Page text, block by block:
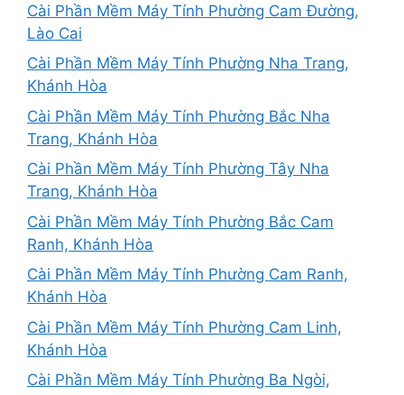
Cài Phần Mềm Máy Tính Phường Cam Đường,
Lào Cai
Cài Phần Mềm Máy Tính Phường Nha Trang,
Khánh Hòa
Cài Phần Mềm Máy Tính Phường Bắc Nha
Trang, Khánh Hòa
Cài Phần Mềm Máy Tính Phường Tây Nha
Trang, Khánh Hòa
Cài Phần Mềm Máy Tính Phường Bắc Cam
Ranh, Khánh Hòa
Cài Phần Mềm Máy Tính Phường Cam Ranh,
Khánh Hòa
Cài Phần Mềm Máy Tính Phường Cam Linh,
Khánh Hòa
Cài Phần Mềm Máy Tính Phường Ba Ngòi,